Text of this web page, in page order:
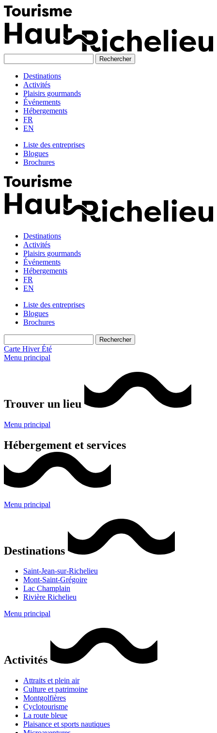
Skip
to
content
Destinations
Activités
Plaisirs gourmands
Événements
Hébergements
FR
EN
Liste des entreprises
Blogues
Brochures
Destinations
Activités
Plaisirs gourmands
Événements
Hébergements
FR
EN
Liste des entreprises
Blogues
Brochures
Carte Hiver Été
Menu principal
Trouver un lieu
Menu principal
Hébergement et services
Menu principal
Destinations
Saint-Jean-sur-Richelieu
Mont-Saint-Grégoire
Lac Champlain
Rivière Richelieu
Menu principal
Activités
Attraits et plein air
Culture et patrimoine
Montgolfières
Cyclotourisme
La route bleue
Plaisance et sports nautiques